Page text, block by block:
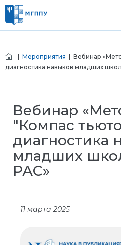
Мероприятия | Вебинар
диагностика навыков младших
Вебинар
"Компас
диагностика
младших
РАС»
11 марта 2025